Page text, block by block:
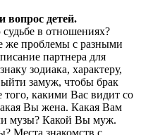
вопрос детей.
в отношениях?
же проблемы с разными
партнера для
зодиака, характеру,
замуж, чтобы брак
какими Вас видит со
Вы жена. Какая Вам
музы? Какой Вы муж.
Места знакомств с